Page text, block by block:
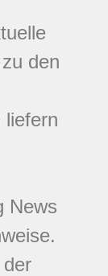
den
liefern
News